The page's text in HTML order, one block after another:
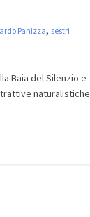
Panizza, sestri
Baia del Silenzio e
naturalistiche